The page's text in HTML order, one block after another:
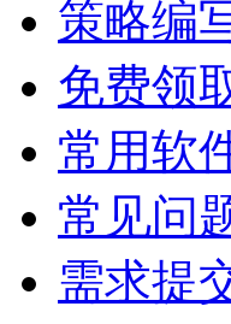
策略编
免费领
常用软
常见问
需求提